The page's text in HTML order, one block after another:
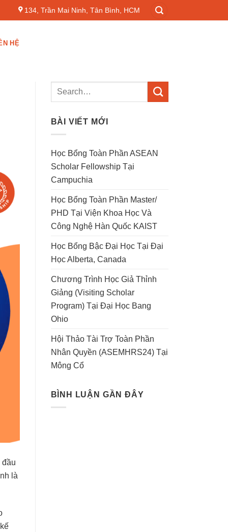
134, Trần Mai Ninh, Tân Bình, HCM
HỆ
là
BÀI VIẾT MỚI
Học Bổng Toàn Phần ASEAN
Scholar Fellowship Tại
Campuchia
Học Bổng Toàn Phần Master/
PHD Tại Viện Khoa Học Và
Công Nghệ Hàn Quốc KAIST
Học Bổng Bậc Đại Học Tại Đại
Học Alberta, Canada
Chương Trình Học Giả Thỉnh
Giảng (Visiting Scholar
Program) Tại Đại Học Bang
Ohio
Hội Thảo Tài Trợ Toàn Phần
Nhân Quyền (ASEMHRS24) Tại
Mông Cổ
BÌNH LUẬN GẦN ĐÂY